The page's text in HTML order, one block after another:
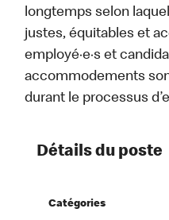
longtemps selon
justes, équitables et
employé·e·s et
accommodements
durant le processus
Détails du poste
Catégories